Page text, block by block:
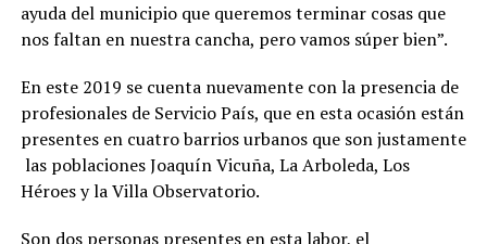
ayuda del municipio que queremos terminar cosas que
nos faltan en nuestra cancha, pero vamos súper bien”.
En este 2019 se cuenta nuevamente con la presencia de
profesionales de Servicio País, que en esta ocasión están
presentes en cuatro barrios urbanos que son justamente
las poblaciones Joaquín Vicuña, La Arboleda, Los
Héroes y la Villa Observatorio.
Son dos personas presentes en esta labor, el